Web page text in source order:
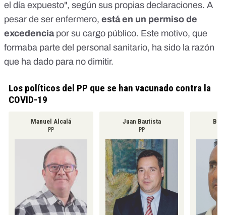
el día expuesto", según sus propias declaraciones. A
pesar de ser enfermero, está en un permiso de
excedencia por su cargo público. Este motivo, que
formaba parte del personal sanitario, ha sido la razón
que ha dado para no dimitir.